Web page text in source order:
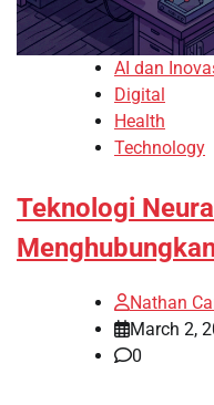
AI dan
Digital
Health
Technology
Teknologi
Nathan
March 2,
0